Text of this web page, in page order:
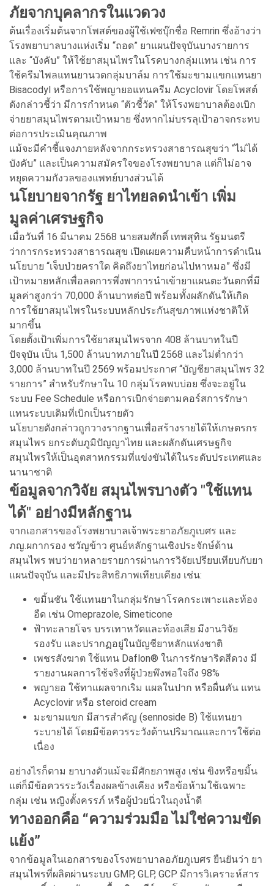
ภัยจากบุคลากรในแวดวง
ต้นเรื่องเริ่มต้นจากโพสต์ของผู้ใช้เฟซบุ๊กชื่อ Remrin ซึ่งอ้างว่า
โรงพยาบาลบางแห่งเริ่ม “ถอด” ยาแผนปัจจุบันบางรายการ
และ “บังคับ” ให้ใช้ยาสมุนไพรในโรคบางกลุ่มแทน เช่น การ
ใช้ครีมไพลแทนยานวดกลุ่มบาล์ม การใช้มะขามแขกแทนยา
Bisacodyl หรือการใช้พญายอแทนครีม Acyclovir โดยโพสต์
ดังกล่าวชี้ว่า มีการกำหนด “ตัวชี้วัด” ให้โรงพยาบาลต้องเบิก
จ่ายยาสมุนไพรตามเป้าหมาย ซึ่งหากไม่บรรลุเป้าอาจกระทบ
ต่อการประเมินคุณภาพ
แม้จะมีคำชี้แจงภายหลังจากกระทรวงสาธารณสุขว่า “ไม่ได้
บังคับ” และเป็นความสมัครใจของโรงพยาบาล แต่ก็ไม่อาจ
หยุดความกังวลของแพทย์บางส่วนได้
นโยบายจากรัฐ ยาไทยลดนำเข้า เพิ่ม
มูลค่าเศรษฐกิจ
เมื่อวันที่ 16 มีนาคม 2568 นายสมศักดิ์ เทพสุทิน รัฐมนตรี
ว่าการกระทรวงสาธารณสุข เปิดเผยความคืบหน้าการดำเนิน
นโยบาย “เจ็บป่วยคราใด คิดถึงยาไทยก่อนไปหาหมอ” ซึ่งมี
เป้าหมายหลักเพื่อลดการพึ่งพาการนำเข้ายาแผนตะวันตกที่มี
มูลค่าสูงกว่า 70,000 ล้านบาทต่อปี พร้อมทั้งผลักดันให้เกิด
การใช้ยาสมุนไพรในระบบหลักประกันสุขภาพแห่งชาติให้
มากขึ้น
โดยตั้งเป้าเพิ่มการใช้ยาสมุนไพรจาก 408 ล้านบาทในปี
ปัจจุบัน เป็น 1,500 ล้านบาทภายในปี 2568 และไม่ต่ำกว่า
3,000 ล้านบาทในปี 2569 พร้อมประกาศ “บัญชียาสมุนไพร 32
รายการ” สำหรับรักษาใน 10 กลุ่มโรคพบบ่อย ซึ่งจะอยู่ใน
ระบบ Fee Schedule หรือการเบิกจ่ายตามคอร์สการรักษา
แทนระบบเดิมที่เบิกเป็นรายตัว
นโยบายดังกล่าวถูกวางรากฐานเพื่อสร้างรายได้ให้เกษตรกร
สมุนไพร ยกระดับภูมิปัญญาไทย และผลักดันเศรษฐกิจ
สมุนไพรให้เป็นอุตสาหกรรมที่แข่งขันได้ในระดับประเทศและ
นานาชาติ
ข้อมูลจากวิจัย สมุนไพรบางตัว "ใช้แทน
ได้" อย่างมีหลักฐาน
จากเอกสารของโรงพยาบาลเจ้าพระยาอภัยภูเบศร และ
ภญ.ผกากรอง ชวัญข้าว ศูนย์หลักฐานเชิงประจักษ์ด้าน
สมุนไพร พบว่ายาหลายรายการผ่านการวิจัยเปรียบเทียบกับยา
แผนปัจจุบัน และมีประสิทธิภาพเทียบเคียง เช่น:
ขมิ้นชัน ใช้แทนยาในกลุ่มรักษาโรคกระเพาะและท้อง
อืด เช่น Omeprazole, Simeticone
ฟ้าทะลายโจร บรรเทาหวัดและท้องเสีย มีงานวิจัย
รองรับ และปรากฏอยู่ในบัญชียาหลักแห่งชาติ
เพชรสังฆาต ใช้แทน Daflon® ในการรักษาริดสีดวง มี
รายงานผลการใช้จริงที่ผู้ป่วยพึงพอใจถึง 98%
พญายอ ใช้ทาแผลจากเริม แผลในปาก หรือผื่นคัน แทน
Acyclovir หรือ steroid cream
มะขามแขก มีสารสำคัญ (sennoside B) ใช้แทนยา
ระบายได้ โดยมีข้อควรระวังด้านปริมาณและการใช้ต่อ
เนื่อง
อย่างไรก็ตาม ยาบางตัวแม้จะมีศักยภาพสูง เช่น ขิงหรือขมิ้น
แต่ก็มีข้อควรระวังเรื่องผลข้างเคียง หรือข้อห้ามใช้เฉพาะ
กลุ่ม เช่น หญิงตั้งครรภ์ หรือผู้ป่วยนิ่วในถุงน้ำดี
ทางออกคือ “ความร่วมมือ ไม่ใช่ความขัด
แย้ง”
จากข้อมูลในเอกสารของโรงพยาบาลอภัยภูเบศร ยืนยันว่า ยา
สมุนไพรที่ผลิตผ่านระบบ GMP, GLP, GCP มีการวิเคราะห์สาร